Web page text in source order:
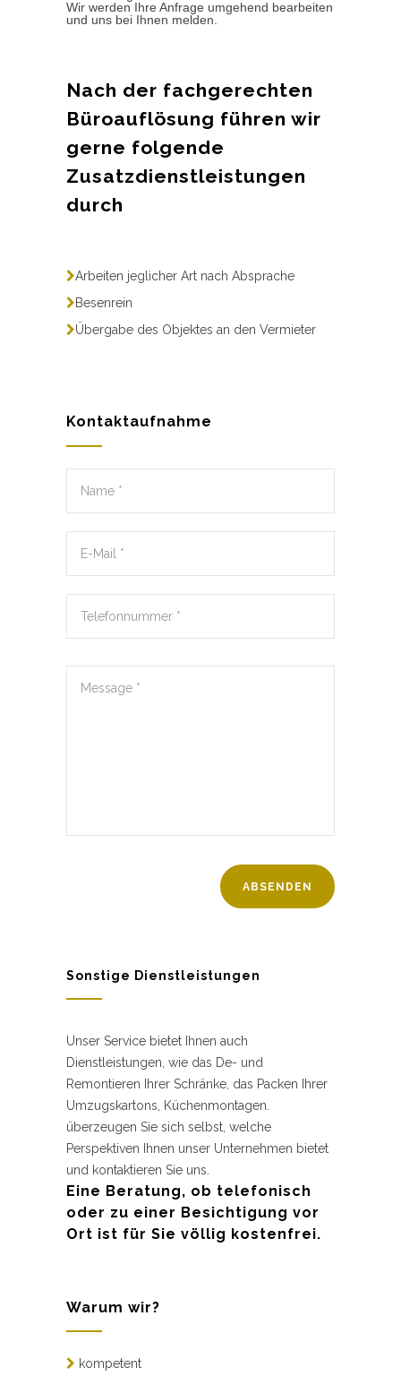
Wir werden Ihre Anfrage umgehend bearbeiten
und uns bei Ihnen melden.
Nach der fachgerechten
Büroauflösung führen wir
gerne folgende
Zusatzdienstleistungen
durch
Arbeiten jeglicher Art nach Absprache
Besenrein
Übergabe des Objektes an den Vermieter
Kontaktaufnahme
Sonstige Dienstleistungen
Unser Service bietet Ihnen auch
Dienstleistungen, wie das De- und
Remontieren Ihrer Schränke, das Packen Ihrer
Umzugskartons, Küchenmontagen.
überzeugen Sie sich selbst, welche
Perspektiven Ihnen unser Unternehmen bietet
und kontaktieren Sie uns.
Eine Beratung, ob telefonisch
oder zu einer Besichtigung vor
Ort ist für Sie völlig kostenfrei.
Warum wir?
kompetent